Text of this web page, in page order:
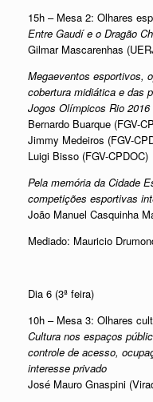
15h – Mesa 2: Olhares
Entre Gaudí e o Dragão
Gilmar Mascarenhas
Megaeventos esportivos,
cobertura midiática e das
Jogos Olímpicos Rio 2016
Bernardo Buarque (FGV-
Jimmy Medeiros (FGV-
Luigi Bisso (FGV-CPDOC)
Pela memória da Cidade
competições esportivas
João Manuel Casquinha
Mediado: Mauricio
Dia 6 (3ª feira)
10h – Mesa 3: Olhares
Cultura nos espaços
controle de acesso,
interesse privado
José Mauro Gnaspini